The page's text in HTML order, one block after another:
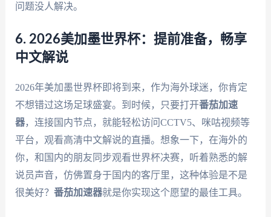
问题没人解决。
6. 2026美加墨世界杯：提前准备，畅享
中文解说
2026年美加墨世界杯即将到来，作为海外球迷，你肯定
不想错过这场足球盛宴。到时候，只要打开番茄加速
器，连接国内节点，就能轻松访问CCTV5、咪咕视频等
平台，观看高清中文解说的直播。想象一下，在海外的
你，和国内的朋友同步观看世界杯决赛，听着熟悉的解
说员声音，仿佛置身于国内的客厅里，这种体验是不是
很美好？ 番茄加速器就是你实现这个愿望的最佳工具。